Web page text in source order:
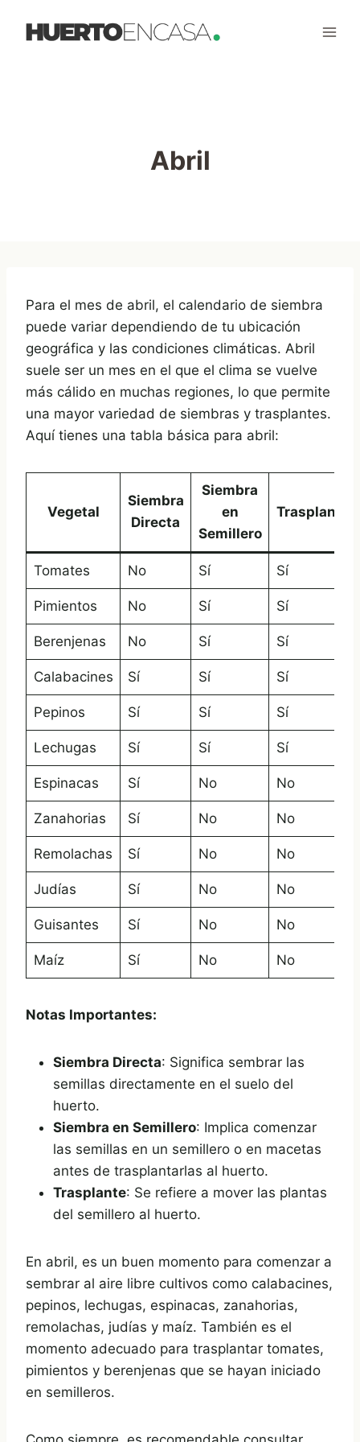
Abril
Para el mes de abril, el calendario de siembra
puede variar dependiendo de tu ubicación
geográfica y las condiciones climáticas. Abril
suele ser un mes en el que el clima se vuelve
más cálido en muchas regiones, lo que permite
una mayor variedad de siembras y trasplantes.
Aquí tienes una tabla básica para abril:
Vegetal
Siembra
Directa
Siembra
en
Semillero
Trasplante
Tomates No Sí Sí
Pimientos No Sí Sí
Berenjenas No Sí Sí
Calabacines Sí Sí Sí
Pepinos Sí Sí Sí
Lechugas Sí Sí Sí
Espinacas Sí No No
Zanahorias Sí No No
Remolachas Sí No No
Judías Sí No No
Guisantes Sí No No
Maíz Sí No No
Notas Importantes:
Siembra Directa: Significa sembrar las
semillas directamente en el suelo del
huerto.
Siembra en Semillero: Implica comenzar
las semillas en un semillero o en macetas
antes de trasplantarlas al huerto.
Trasplante: Se refiere a mover las plantas
del semillero al huerto.
En abril, es un buen momento para comenzar a
sembrar al aire libre cultivos como calabacines,
pepinos, lechugas, espinacas, zanahorias,
remolachas, judías y maíz. También es el
momento adecuado para trasplantar tomates,
pimientos y berenjenas que se hayan iniciado
en semilleros.